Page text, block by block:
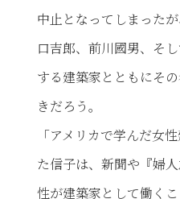
中止となってしまった
口吉郎、前川國男、そ
する建築家とともにそ
きだろう。
「アメリカで学んだ女
た信子は、新聞や『婦
性が建築家として働く